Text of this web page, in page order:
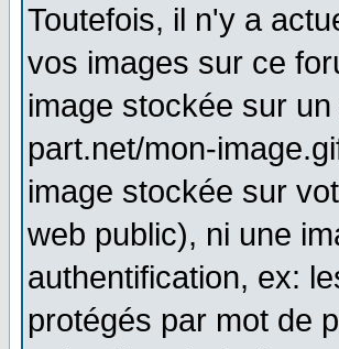
Toutefois, il n'y a
vos images sur ce
image stockée sur
part.net/mon-
image stockée sur
web public), ni une
authentification, ex:
protégés par mot de